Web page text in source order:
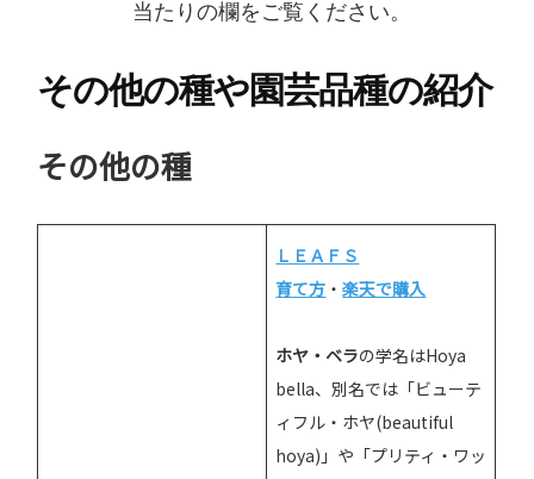
当たりの欄をご覧ください。
その他の種や園芸品種の紹介
その他の種
ＬＥＡＦＳ
育て方 ・楽天で購入
ホヤ・ベラの学名はHoya
bella、別名では「ビューテ
ィフル・ホヤ(beautiful
hoya)」や「プリティ・ワッ